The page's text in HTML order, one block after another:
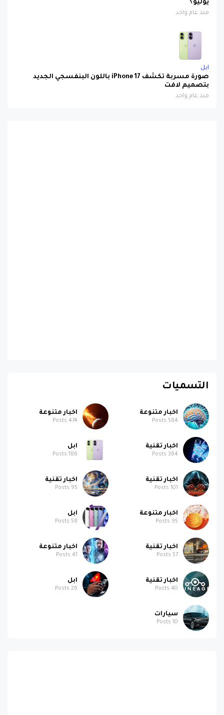
يوليو؟
منذ عام واحد
ابل
صورة مسربة تكشف iPhone 17 باللون البنفسجي الجديد
بتصميم لافت
منذ عام واحد
التسميات
اخبار متنوعة
584
اخبار متنوعة
474
اخبار تقنية
364
ابل
186
اخبار تقنية
101
اخبار تقنية
95
اخبار متنوعة
95
ابل
58
اخبار تقنية
57
اخبار متنوعة
41
اخبار تقنية
40
ابل
26
سيارات
10